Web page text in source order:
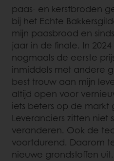
paas- en kerstbroden
bij het Echte
mijn paasbrood en
jaar in de finale. In
nogmaals de eerste
inmiddels met andere
best trouw aan mijn
altijd open voor
iets beters op de markt
Leveranciers zitten niet
veranderen. Ook de
voortdurend. Daarom
nieuwe grondstoffen